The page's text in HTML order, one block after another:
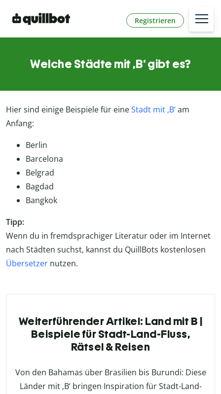
Registrieren
Welche Städte mit ‚B‘ gibt es?
Hier sind einige Beispiele für eineStadt mit ‚B‘am
Anfang:
Berlin
Barcelona
Belgrad
Bagdad
Bangkok
Tipp:
Wenn du in fremdsprachiger Literatur oder im Internet
nach Städten suchst, kannst du QuillBots kostenlosen
Übersetzer nutzen.
Weiterführender Artikel: Land mit B |
Beispiele für Stadt-Land-Fluss,
Rätsel & Reisen
Von den Bahamas über Brasilien bis Burundi: Diese
Länder mit ‚B‘ bringen Inspiration für Stadt-Land-